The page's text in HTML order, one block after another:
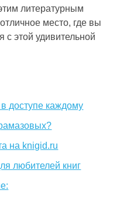
литературным
место, где вы
с этой удивительной
в доступе каждому
на knigid.ru
любителей книг